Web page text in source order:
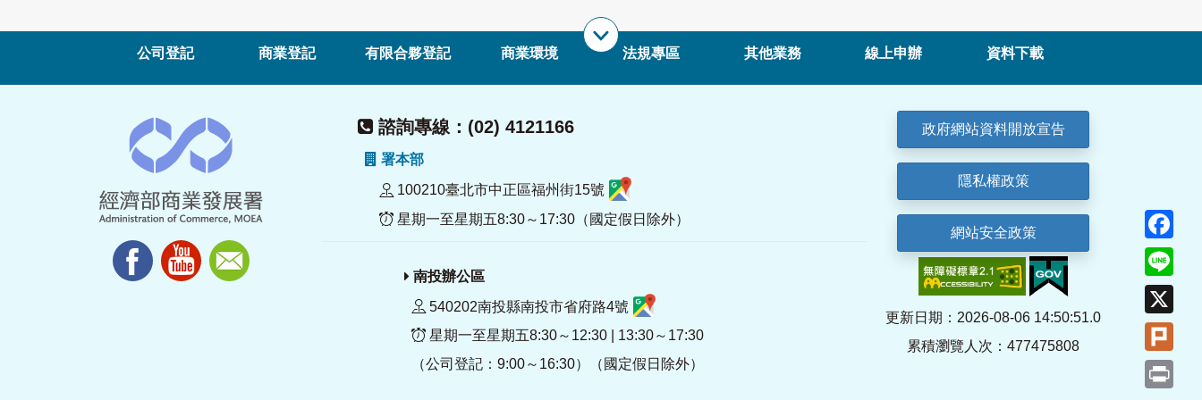
公司登記 商業登記 有限合夥登記 商業環境 法規專區 其他業務 線上申辦 資料下載
諮詢專線：(02) 4121166
署本部
100210臺北市中正區福州街15號
星期一至星期五8:30～17:30（國定假日除外）
南投辦公區
540202南投縣南投市省府路4號
星期一至星期五8:30～12:30 | 13:30～17:30
（公司登記：9:00～16:30）（國定假日除外）
政府網站資料開放宣告
隱私權政策
網站安全政策
更新日期：2026-08-06 14:50:51.0
累積瀏覽人次：477475808